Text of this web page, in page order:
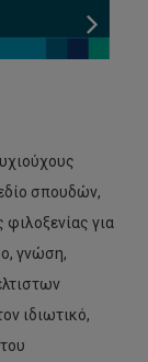
σπουδών,
φιλοξενίας για
γνώση,
ιδιωτικό,